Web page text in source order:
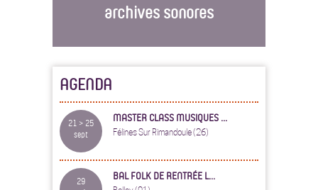
archives sonores
AGENDA
21 > 25
sept
MASTER CLASS MUSIQUES ...
Félines Sur Rimandoule (26)
29
BAL FOLK DE RENTRÉE L...